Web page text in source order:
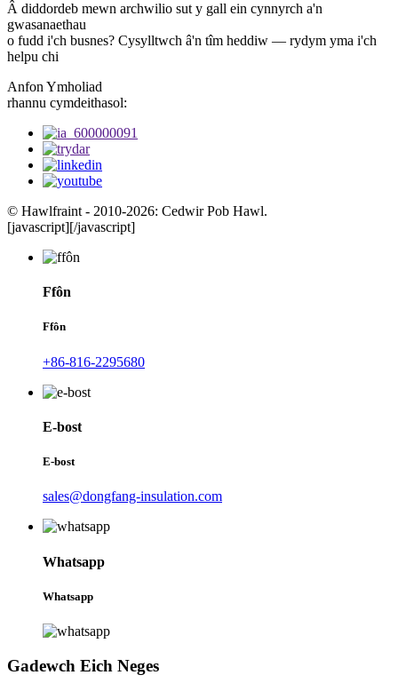
Â diddordeb mewn archwilio sut y gall ein cynnyrch a'n
gwasanaethau
o fudd i'ch busnes? Cysylltwch â'n tîm heddiw — rydym yma i'ch
helpu chi
Anfon Ymholiad
rhannu cymdeithasol:
© Hawlfraint - 2010-2026: Cedwir Pob Hawl.
[javascript][/javascript]
Ffôn
Ffôn
+86-816-2295680
E-bost
E-bost
sales@dongfang-insulation.com
Whatsapp
Whatsapp
Gadewch Eich Neges